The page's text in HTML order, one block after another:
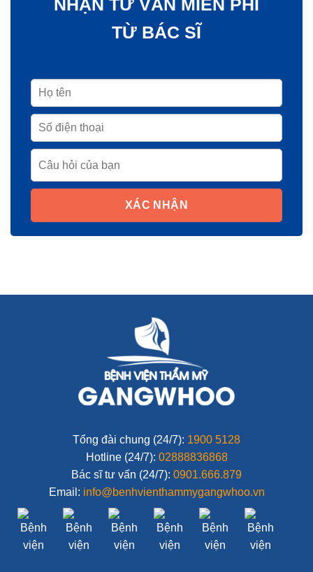
NHẬN TƯ VẤN MIỄN PHÍ
TỪ BÁC SĨ
XÁC NHẬN
Tổng đài chung (24/7): 1900 5128
Hotline (24/7): 02888836868
Bác sĩ tư vấn (24/7): 0901.666.879
Email: info@benhvienthammygangwhoo.vn